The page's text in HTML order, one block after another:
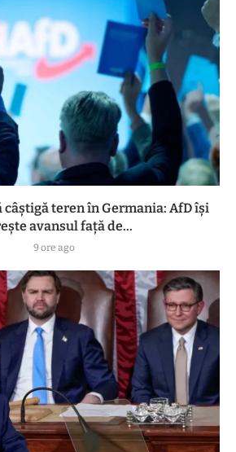
teren în Germania: AfD își
avansul față de...
9 ore ago